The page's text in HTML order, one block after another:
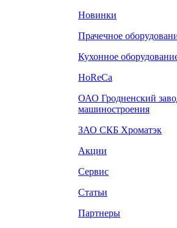
Новинки
Прачечное
Кухонное
HoReCa
ОАО Гродненский
машиностроения
ЗАО СКБ Хроматэк
Акции
Сервис
Статьи
Партнеры